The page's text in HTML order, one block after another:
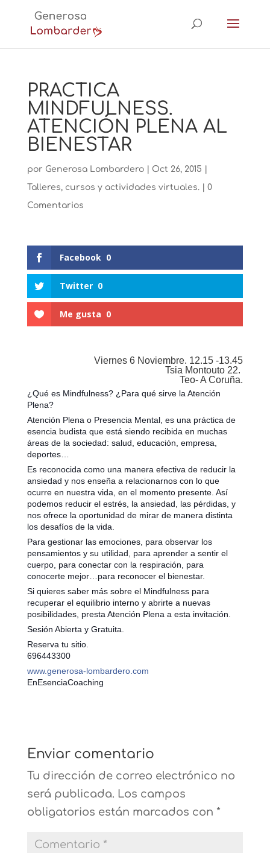
PRACTICA
MINDFULNESS.
ATENCIÓN PLENA AL
BIENESTAR
por Generosa Lombardero| Oct 26, 2015
Talleres, cursos y actividades virtuales.| 0
Comentarios
Facebook 0
Twitter 0
Me gusta 0
Viernes 6 Noviembre. 12.15 -13.45
Tsia Montouto 22.
Teo- A Coruña.
¿Qué es Mindfulness? ¿Para qué sirve la Atención
Plena?
Atención Plena o Presencia Mental, es una práctica de
esencia budista que está siendo recibida en muchas
áreas de la sociedad: salud, educación, empresa,
deportes…
Es reconocida como una manera efectiva de reducir la
ansiedad y nos enseña a relacionarnos con lo que
ocurre en nuestra vida, en el momento presente. Así
podemos reducir el estrés, la ansiedad, las pérdidas, y
nos ofrece la oportunidad de mirar de manera distinta
los desafíos de la vida.
Para gestionar las emociones, para observar los
pensamientos y su utilidad, para aprender a sentir el
cuerpo, para conectar con la respiración, para
conocerte mejor…para reconocer el bienestar.
Si quieres saber más sobre el Mindfulness para
recuperar el equilibrio interno y abrirte a nuevas
posibilidades, presta Atención Plena a esta invitación.
Sesión Abierta y Gratuita.
Reserva tu sitio.
696443300
www.generosa-lombardero.com
EnEsenciaCoaching
Enviar comentario
Tu dirección de correo electrónico no
será publicada. Los campos
obligatorios están marcados con *